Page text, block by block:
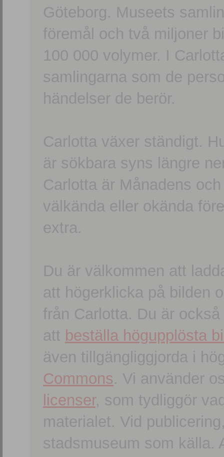
Göteborg. Museets
föremål och två miljoner
100 000 volymer. I
samlingarna som de
händelser de berör.
Carlotta växer ständigt.
är sökbara syns längre
Carlotta är Månadens
välkända eller okända
extra.
Du är välkommen att
att högerklicka på bilden
från Carlotta. Du är
att beställa högupplösta
även tillgängliggjorda i
Commons. Vi använder
licenser, som tydliggör
materialet. Vid
stadsmuseum som källa.